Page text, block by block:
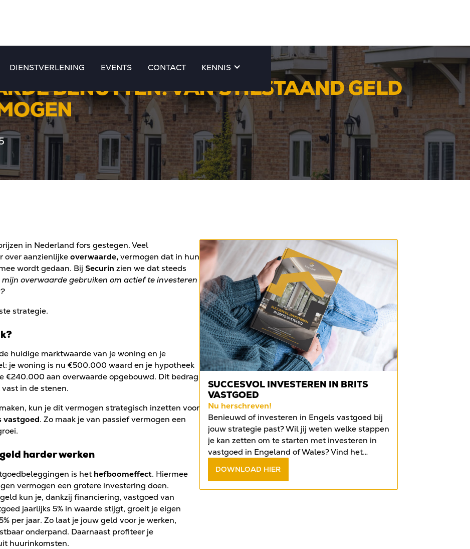
DIENSTVERLENING EVENTS CONTACT KENNIS
BENUTTEN: VAN STILSTAAND GELD
in Nederland fors gestegen. Veel
over aanzienlijkeoverwaarde,vermogen dat in hun
wordt gedaan. Bij Securin zien we dat steeds
mijn overwaarde gebruiken om actief te investeren
strategie.
huidige marktwaarde van je woning en je
je woning is nu €500.000 waard en je hypotheek
€240.000 aan overwaarde opgebouwd. Dit bedrag
in de stenen.
kun je dit vermogen strategisch inzetten voor
vastgoed. Zo maak je van passief vermogen een
harder werken
is het hefboomeffect. Hiermee
vermogen een grotere investering doen.
kun je, dankzij financiering, vastgoed van
jaarlijks 5% in waarde stijgt, groeit je eigen
per jaar. Zo laat je jouw geld voor je werken,
onderpand. Daarnaast profiteer je
huurinkomsten.
SUCCESVOL INVESTEREN IN BRITS
VASTGOED
Nu herschreven!
Benieuwd of investeren in Engels vastgoed bij
jouw strategie past? Wil jij weten welke stappen
je kan zetten om te starten met investeren in
vastgoed in Engeland of Wales? Vind het
gratis e-book.
DOWNLOAD HIER